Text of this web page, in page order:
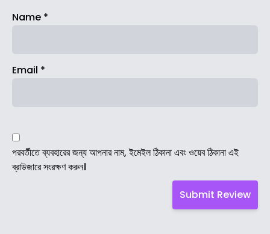
Name *
Email *
পরবর্তীতে ব্যবহারের জন্য আপনার নাম, ইমেইল ঠিকানা এবং ওয়েব ঠিকানা এই
ব্রাউজারে সংরক্ষণ করুন।